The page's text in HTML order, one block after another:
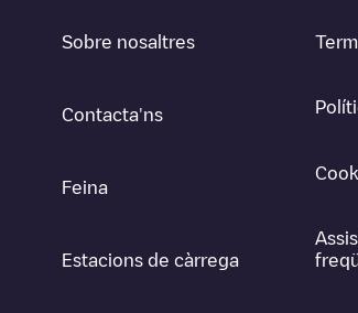
Sobre nosaltres
Contacta'ns
Feina
Estacions de càrrega